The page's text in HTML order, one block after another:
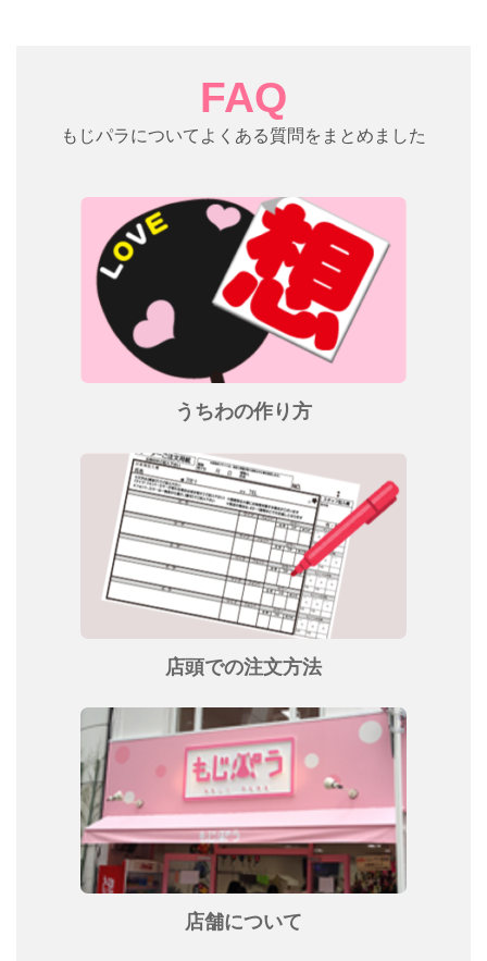
FAQ
もじパラについてよくある質問をまとめました
うちわの作り方
店頭での注文方法
店舗について